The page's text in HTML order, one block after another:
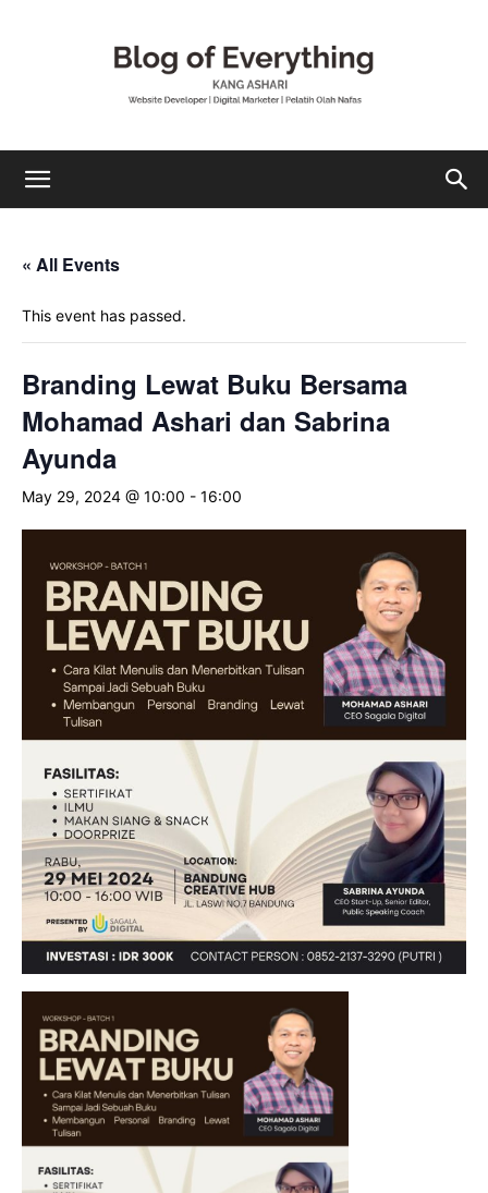
« All Events
This event has passed.
Branding Lewat Buku Bersama
Mohamad Ashari dan Sabrina
Ayunda
May 29, 2024 @ 10:00 - 16:00